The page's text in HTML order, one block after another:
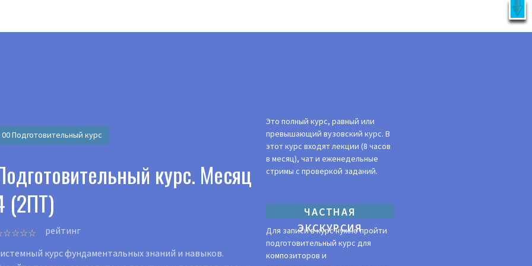
X
00 Подготовительный курс
курс. Месяц
(2ПТ)
рейтинг
курс фундаментальных знаний и навыков.
Это полный курс, равный или
превышающий вузовский курс. В
этот курс входят лекции (8 часов
в месяц), чат и еженедельные
стримы с проверкой заданий.
ЧАСТНАЯ
ЭКСКУРСИЯ
Для записи в курс нужно пройти
подготовительный курс для
композиторов и